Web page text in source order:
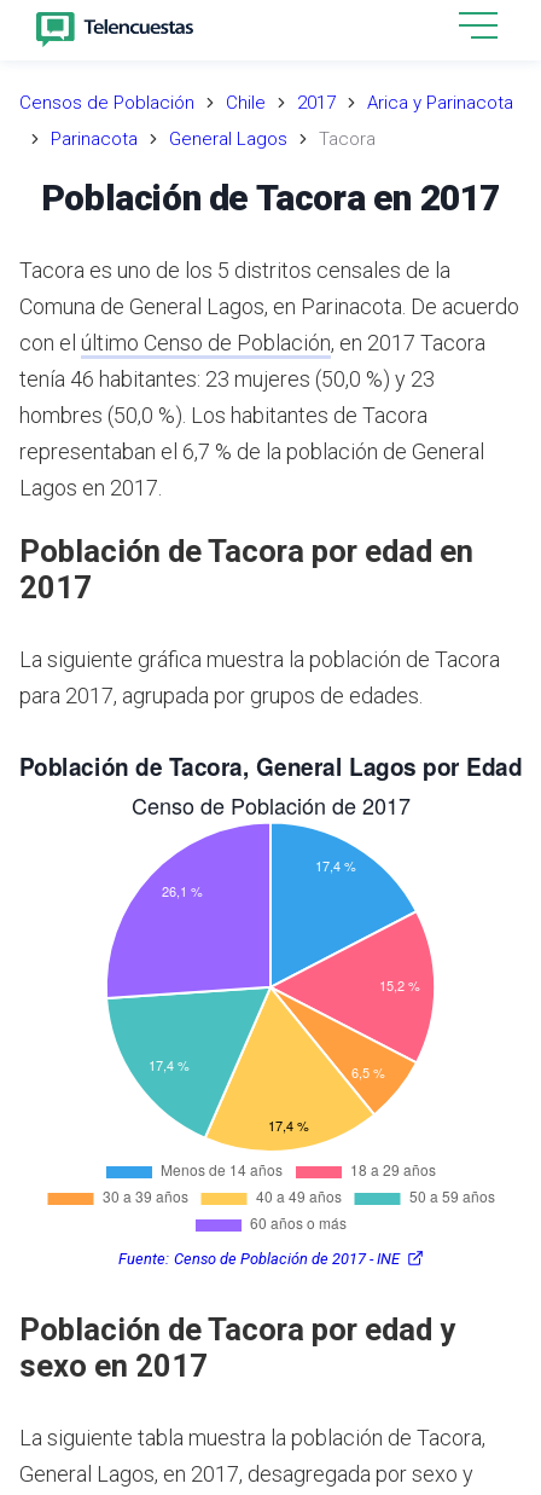
Censos de Población Chile 2017
Arica y Parinacota
Parinacota
General Lagos Tacora
Población de Tacora en 2017
Tacora es uno de los 5 distritos censales de la
Comuna de General Lagos, en Parinacota. De acuerdo
con el último Censo de Población, en 2017 Tacora
tenía 46 habitantes: 23 mujeres (50,0 %) y 23
hombres (50,0 %). Los habitantes de Tacora
representaban el 6,7 % de la población de General
Lagos en 2017.
Población de Tacora por edad en
2017
La siguiente gráfica muestra la población de Tacora
para 2017, agrupada por grupos de edades.
Fuente: Censo de Población de 2017 - INE
Población de Tacora por edad y
sexo en 2017
La siguiente tabla muestra la población de Tacora,
General Lagos, en 2017, desagregada por sexo y